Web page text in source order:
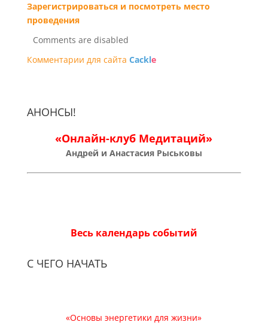
Зарегистрироваться и посмотреть место
проведения
Comments are disabled
Комментарии для сайта Cackle
АНОНСЫ!
«Онлайн-клуб Медитаций»
Андрей и Анастасия Рыськовы
Весь календарь событий
С ЧЕГО НАЧАТЬ
«Основы энергетики для жизни»